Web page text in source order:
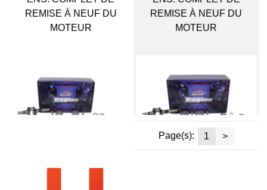
REMISE À NEUF DU
MOTEUR
REMISE À NEUF DU
MOTEUR
Page(s): 1 >